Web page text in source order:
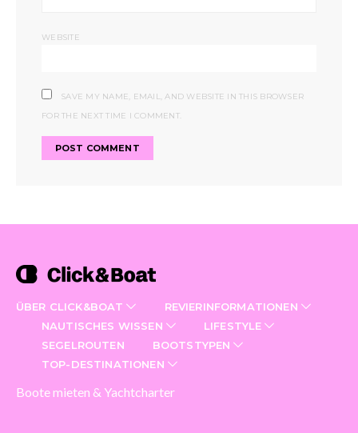
WEBSITE
SAVE MY NAME, EMAIL, AND WEBSITE IN THIS BROWSER
FOR THE NEXT TIME I COMMENT.
ÜBER CLICK&BOAT
REVIERINFORMATIONEN
NAUTISCHES WISSEN
LIFESTYLE
SEGELROUTEN
BOOTSTYPEN
TOP-DESTINATIONEN
Boote mieten & Yachtcharter